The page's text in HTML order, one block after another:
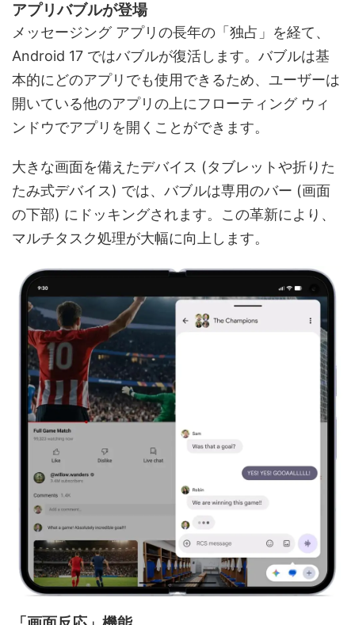
アプリバブルが登場
メッセージング アプリの長年の「独占」を経て、
Android 17 ではバブルが復活します。バブルは基
本的にどのアプリでも使用できるため、ユーザーは
開いている他のアプリの上にフローティング ウィ
ンドウでアプリを開くことができます。
大きな画面を備えたデバイス (タブレットや折りた
たみ式デバイス) では、バブルは専用のバー (画面
の下部) にドッキングされます。この革新により、
マルチタスク処理が大幅に向上します。